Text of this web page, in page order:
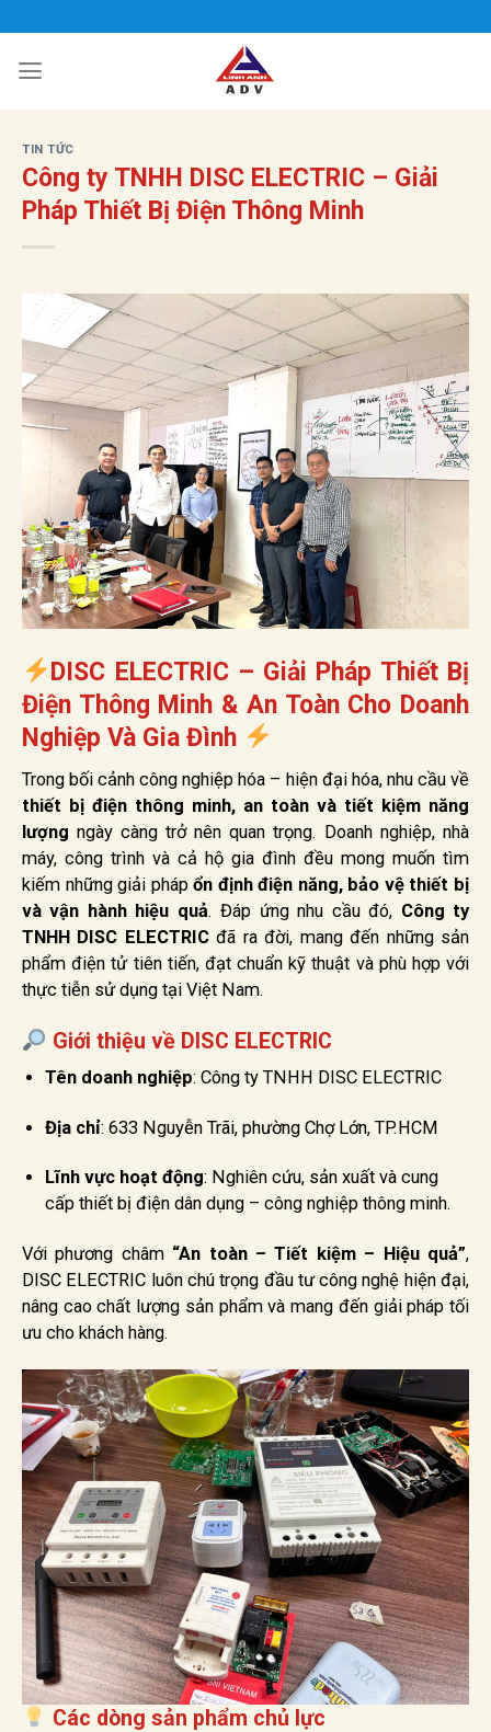
qua
nội
TIN TỨC
Công ty TNHH DISC ELECTRIC – Giải
Pháp Thiết Bị Điện Thông Minh
DISC ELECTRIC – Giải Pháp Thiết Bị
Điện Thông Minh & An Toàn Cho Doanh
Nghiệp Và Gia Đình
Trong bối cảnh công nghiệp hóa – hiện đại hóa, nhu cầu về
thiết bị điện thông minh, an toàn và tiết kiệm năng
lượng ngày càng trở nên quan trọng. Doanh nghiệp, nhà
máy, công trình và cả hộ gia đình đều mong muốn tìm
kiếm những giải phápổn định điện năng, bảo vệ thiết bị
và vận hành hiệu quả. Đáp ứng nhu cầu đó, Công ty
TNHH DISC ELECTRICđã ra đời, mang đến những sản
phẩm điện tử tiên tiến, đạt chuẩn kỹ thuật và phù hợp với
thực tiễn sử dụng tại Việt Nam.
Giới thiệu về DISC ELECTRIC
Tên doanh nghiệp: Công ty TNHH DISC ELECTRIC
Địa chỉ: 633 Nguyễn Trãi, phường Chợ Lớn, TP.HCM
Lĩnh vực hoạt động: Nghiên cứu, sản xuất và cung
cấp thiết bị điện dân dụng – công nghiệp thông minh.
Với phương châm “An toàn – Tiết kiệm – Hiệu quả”,
DISC ELECTRIC luôn chú trọng đầu tư công nghệ hiện đại,
nâng cao chất lượng sản phẩm và mang đến giải pháp tối
ưu cho khách hàng.
Các dòng sản phẩm chủ lực